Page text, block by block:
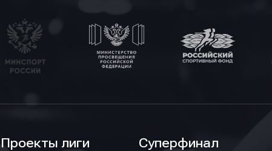
Проекты лиги Суперфинал